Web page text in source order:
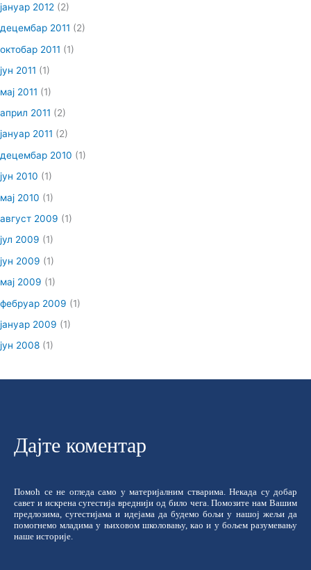
јануар 2012 (2)
децембар 2011 (2)
октобар 2011 (1)
јун 2011 (1)
мај 2011 (1)
април 2011 (2)
јануар 2011 (2)
децембар 2010 (1)
јун 2010 (1)
мај 2010 (1)
август 2009 (1)
јул 2009 (1)
јун 2009 (1)
мај 2009 (1)
фебруар 2009 (1)
јануар 2009 (1)
јун 2008 (1)
Дајте коментар
Помоћ се не огледа само у материјалним стварима. Некада су добар
савет и искрена сугестија вреднији од било чега. Помозите нам Вашим
предлозима, сугестијама и идејама да будемо бољи у нашој жељи да
помогнемо младима у њиховом школовању, као и у бољем разумевању
наше историје.